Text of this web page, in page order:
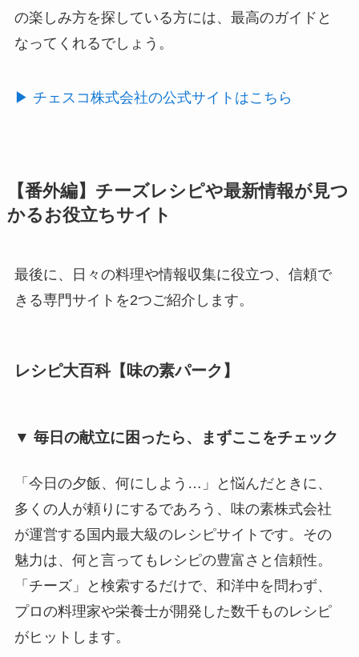
の楽しみ方を探している方には、最高のガイドと
なってくれるでしょう。
▶︎ チェスコ株式会社の公式サイトはこちら
【番外編】チーズレシピや最新情報が見つ
かるお役立ちサイト
最後に、日々の料理や情報収集に役立つ、信頼で
きる専門サイトを2つご紹介します。
レシピ大百科【味の素パーク】
▼ 毎日の献立に困ったら、まずここをチェック
「今日の夕飯、何にしよう…」と悩んだときに、
多くの人が頼りにするであろう、味の素株式会社
が運営する国内最大級のレシピサイトです。その
魅力は、何と言ってもレシピの豊富さと信頼性。
「チーズ」と検索するだけで、和洋中を問わず、
プロの料理家や栄養士が開発した数千ものレシピ
がヒットします。